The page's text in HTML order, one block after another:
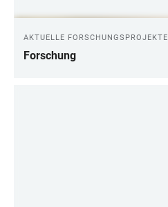
AKTUELLE FORSCHUNGSPROJEKTE
Forschung